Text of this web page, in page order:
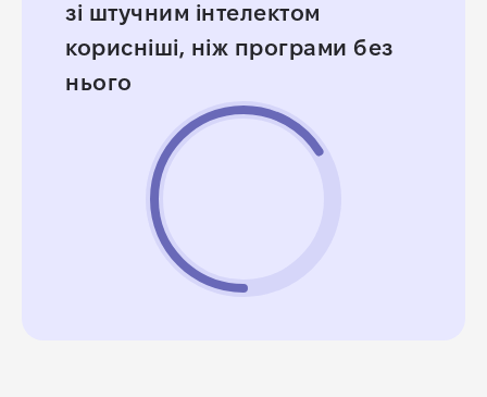
зі штучним інтелектом
корисніші, ніж програми без
нього